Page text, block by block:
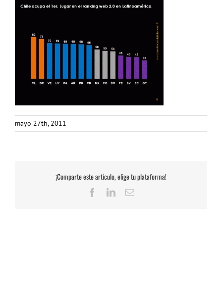
mayo 27th, 2011
¡Comparte este artículo, elige tu plataforma!
Facebook
LinkedInCorreo